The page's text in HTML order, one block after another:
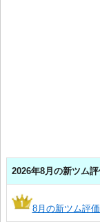
2026年8月の新ツム
8月の新ツム評